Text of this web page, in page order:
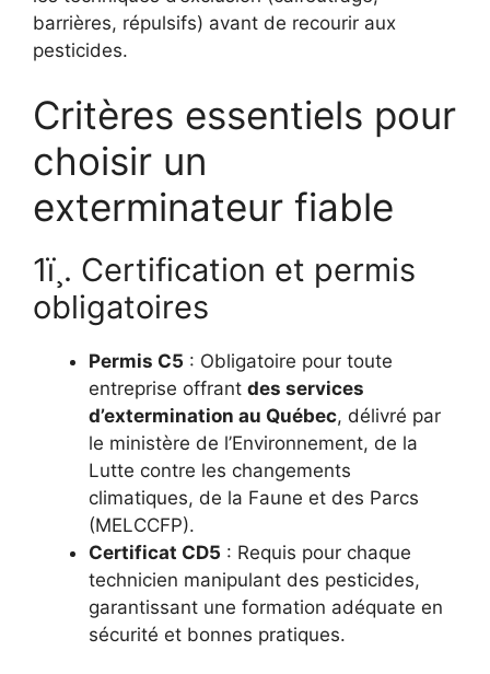
barrières, répulsifs) avant de recourir aux
pesticides.
Critères essentiels pour
choisir un
exterminateur fiable
1ï¸. Certification et permis
obligatoires
Permis C5 : Obligatoire pour toute
entreprise offrant des services
d’extermination au Québec, délivré par
le ministère de l’Environnement, de la
Lutte contre les changements
climatiques, de la Faune et des Parcs
(MELCCFP).
Certificat CD5 : Requis pour chaque
technicien manipulant des pesticides,
garantissant une formation adéquate en
sécurité et bonnes pratiques.